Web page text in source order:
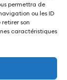
permettra de
ou les ID
son
caractéristiques